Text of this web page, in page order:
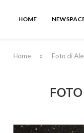
HOME
Home » Foto di